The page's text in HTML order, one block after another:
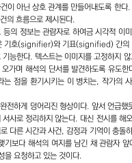
이 아닌 상호 관계를 만들어내도록 한다
의 흐름으로 제시된다.
의 정보는 관람자로 하여금 시각적 이
기호(signifier)와 기표(signified) 간의
능한다. 텍스트는 이미지를 고정하지 않
가며 해석의 단서를 발견하도록 유도한
는 점을 환기시키는 이 병치는, 작가의
전하게 덩어리진 형상이다. 앞서 언급했
사로 정리하지 않는다. 대신 전시를 해
다른 시간과 사건, 감정과 기억이 충돌
기보다 해석의 여지를 남긴 채 관람자
을 요청하고 있는 것이다.